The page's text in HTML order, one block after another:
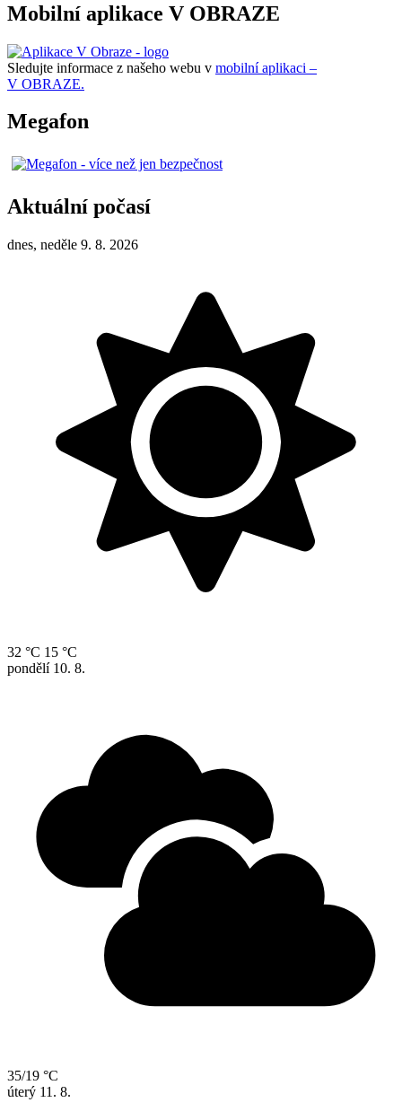
Mobilní aplikace V OBRAZE
Sledujte informace z našeho webu v mobilní aplikaci –
V OBRAZE.
Megafon
Aktuální počasí
dnes, neděle 9. 8. 2026
32 °C 15 °C
pondělí 10. 8.
35/19 °C
úterý 11. 8.